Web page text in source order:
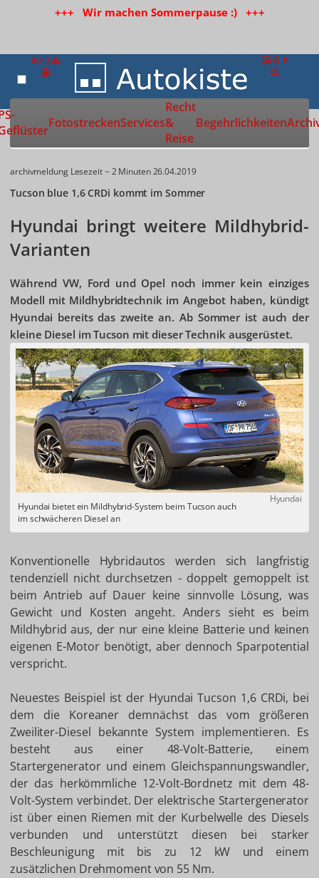
+++ Wir machen Sommerpause :) +++
Zur Startseite
FotostreckenServices
Recht
&
Reise
Begehrlichkeiten
archivmeldung Lesezeit ~ 2 Minuten26.04.2019
Tucson blue 1,6 CRDi kommt im Sommer
Hyundai bringt weitere Mildhybrid-
Varianten
Während VW, Ford und Opel noch immer kein einziges
Modell mit Mildhybridtechnik im Angebot haben, kündigt
Hyundai bereits das zweite an. Ab Sommer ist auch der
kleine Diesel im Tucson mit dieser Technik ausgerüstet.
Hyundai
Hyundai bietet ein Mildhybrid-System beim Tucson auch
im schwächeren Diesel an
Konventionelle Hybridautos werden sich langfristig
tendenziell nicht durchsetzen - doppelt gemoppelt ist
beim Antrieb auf Dauer keine sinnvolle Lösung, was
Gewicht und Kosten angeht. Anders sieht es beim
Mildhybrid aus, der nur eine kleine Batterie und keinen
eigenen E-Motor benötigt, aber dennoch Sparpotential
verspricht.
Neuestes Beispiel ist der Hyundai Tucson 1,6 CRDi, bei
dem die Koreaner demnächst das vom größeren
Zweiliter-Diesel bekannte System implementieren. Es
besteht aus einer 48-Volt-Batterie, einem
Startergenerator und einem Gleichspannungswandler,
der das herkömmliche 12-Volt-Bordnetz mit dem 48-
Volt-System verbindet. Der elektrische Startergenerator
ist über einen Riemen mit der Kurbelwelle des Diesels
verbunden und unterstützt diesen bei starker
Beschleunigung mit bis zu 12 kW und einem
zusätzlichen Drehmoment von 55 Nm.